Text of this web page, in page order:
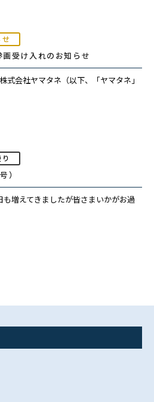
せ
受け入れのお知らせ
式会社ヤマタネ（以下、「ヤマタネ」
）
増えてきましたが皆さまいかがお過